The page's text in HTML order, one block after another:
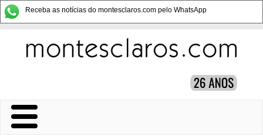
Receba as notícias do montesclaros.com pelo WhatsApp